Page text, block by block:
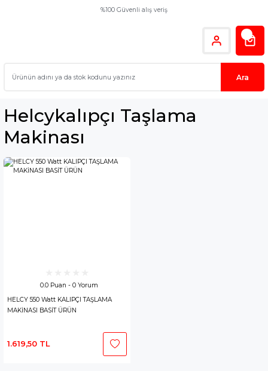
%100 Güvenli alış veriş
Ara
Helcykalıpçı Taşlama
Makinası
0.0 Puan - 0 Yorum
HELCY 550 Watt KALIPÇI TAŞLAMA
MAKİNASI BASİT ÜRÜN
1.619,50 TL